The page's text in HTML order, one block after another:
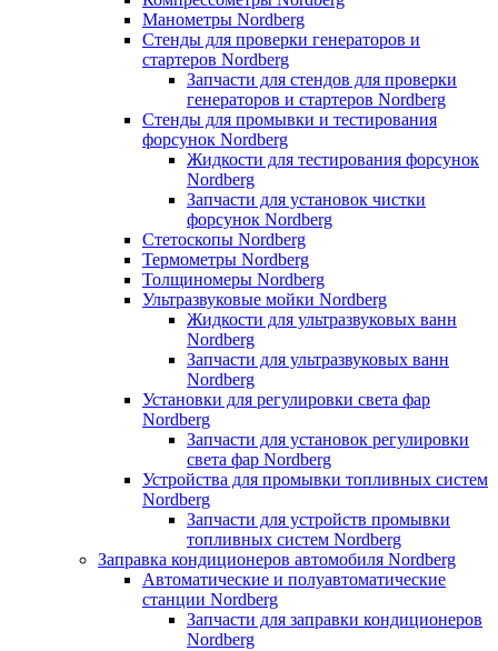
Манометры Nordberg
Стенды для проверки генераторов и
стартеров Nordberg
Запчасти для стендов для проверки
генераторов и стартеров Nordberg
Стенды для промывки и тестирования
форсунок Nordberg
Жидкости для тестирования форсунок
Nordberg
Запчасти для установок чистки
форсунок Nordberg
Стетоскопы Nordberg
Термометры Nordberg
Толщиномеры Nordberg
Ультразвуковые мойки Nordberg
Жидкости для ультразвуковых ванн
Nordberg
Запчасти для ультразвуковых ванн
Nordberg
Установки для регулировки света фар
Nordberg
Запчасти для установок регулировки
света фар Nordberg
Устройства для промывки топливных систем
Nordberg
Запчасти для устройств промывки
топливных систем Nordberg
Заправка кондиционеров автомобиля Nordberg
Автоматические и полуавтоматические
станции Nordberg
Запчасти для заправки кондиционеров
Nordberg